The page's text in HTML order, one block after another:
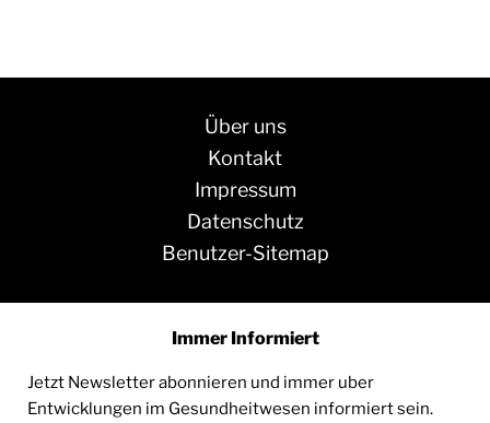
Über uns
Kontakt
Impressum
Datenschutz
Benutzer-Sitemap
Immer Informiert
Jetzt Newsletter abonnieren und immer uber
Entwicklungen im Gesundheitwesen informiert sein.